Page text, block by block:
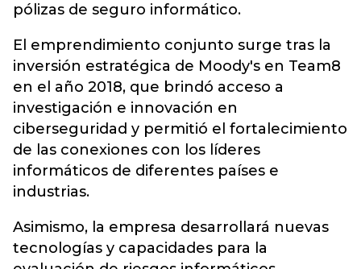
pólizas de seguro informático.
El emprendimiento conjunto surge tras la
inversión estratégica de Moody's en Team8
en el año 2018, que brindó acceso a
investigación e innovación en
ciberseguridad y permitió el fortalecimiento
de las conexiones con los líderes
informáticos de diferentes países e
industrias.
Asimismo, la empresa desarrollará nuevas
tecnologías y capacidades para la